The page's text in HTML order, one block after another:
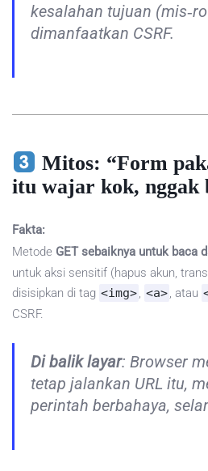
kesalahan tujuan
dimanfaatkan CSRF.
Mitos: “Form
itu wajar kok, nggak
Fakta:
Metode GET sebaiknya untuk baca
untuk aksi sensitif (hapus akun,
disisipkan di tag <img> <a> , atau
CSRF.
Di balik layar: Browser
tetap jalankan URL itu,
perintah berbahaya,